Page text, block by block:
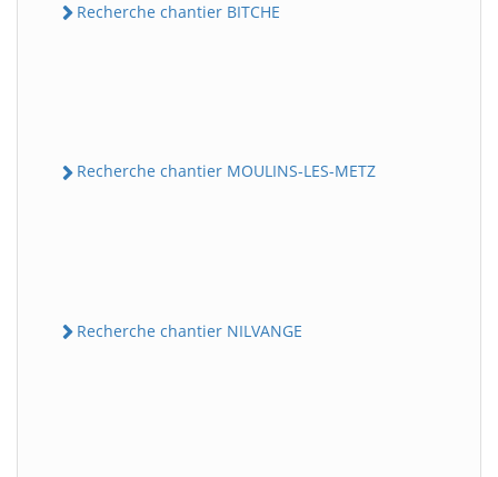
Recherche chantier BITCHE
Recherche chantier MOULINS-LES-METZ
Recherche chantier NILVANGE